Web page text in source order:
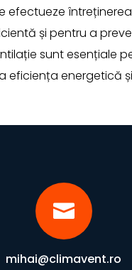
efectueze
și pentru a
sunt esențiale
eficiența energetică

mihai@climavent.ro